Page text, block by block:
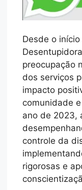
Desde o
preocupação
dos serviços
impacto
comunidade
ano de 2023,
controle da
rigorosas e